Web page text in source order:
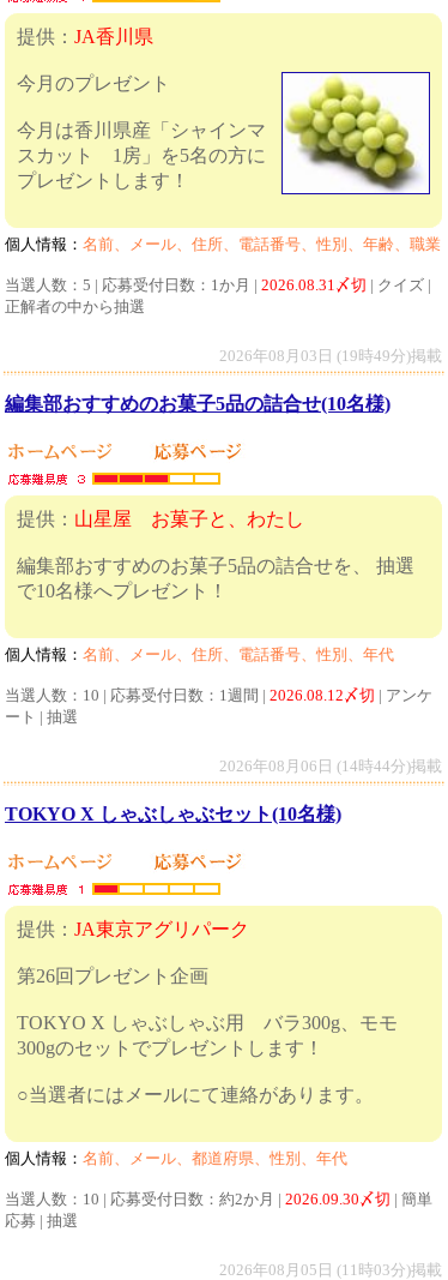
提供： JA香川県
今月のプレゼント
今月は香川県産「シャインマ
スカット 1房」を5名の方に
プレゼントします！
個人情報： 名前、メール、住所、電話番号、性別、年齢、職業
当選人数：5 | 応募受付日数：1か月 | 2026.08.31〆切 | クイズ |
正解者の中から抽選
2026年08月03日 (19時49分)掲載
編集部おすすめのお菓子5品の詰合せ(10名様)
提供： 山星屋 お菓子と、わたし
編集部おすすめのお菓子5品の詰合せを、 抽選
で10名様へプレゼント！
個人情報： 名前、メール、住所、電話番号、性別、年代
当選人数：10 | 応募受付日数：1週間 | 2026.08.12〆切 | アンケ
ート | 抽選
2026年08月06日 (14時44分)掲載
TOKYO X しゃぶしゃぶセット(10名様)
提供： JA東京アグリパーク
第26回プレゼント企画
TOKYO X しゃぶしゃぶ用 バラ300g、モモ
300gのセットでプレゼントします！
○当選者にはメールにて連絡があります。
個人情報： 名前、メール、都道府県、性別、年代
当選人数：10 | 応募受付日数：約2か月 | 2026.09.30〆切 | 簡単
応募 | 抽選
2026年08月05日 (11時03分)掲載